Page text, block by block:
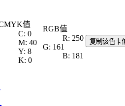
值
C: 0
M: 40
Y: 8
K: 0
RGB值
R: 250
G: 161
B: 181
复制该色卡